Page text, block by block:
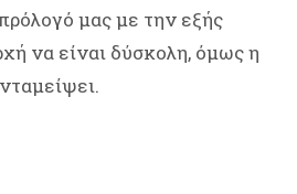
μας με την εξής
να είναι δύσκολη, όμως η